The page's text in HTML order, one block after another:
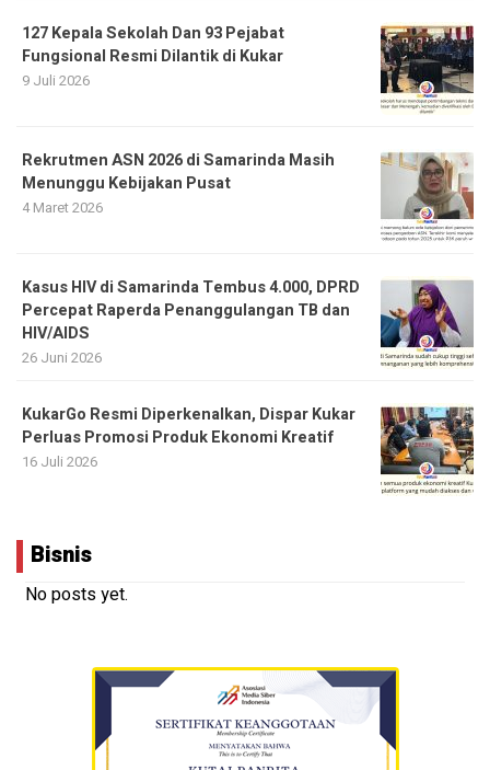
127 Kepala Sekolah Dan 93 Pejabat
Fungsional Resmi Dilantik di Kukar
9 Juli 2026
Rekrutmen ASN 2026 di Samarinda Masih
Menunggu Kebijakan Pusat
4 Maret 2026
Kasus HIV di Samarinda Tembus 4.000, DPRD
Percepat Raperda Penanggulangan TB dan
HIV/AIDS
26 Juni 2026
KukarGo Resmi Diperkenalkan, Dispar Kukar
Perluas Promosi Produk Ekonomi Kreatif
16 Juli 2026
Bisnis
No posts yet.